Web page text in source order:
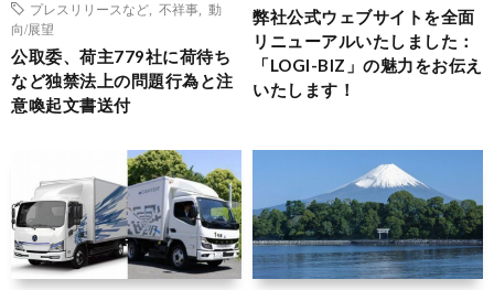
プレスリリースなど
不祥事
動
向/展望
公取委、荷主779社に荷待ち
など独禁法上の問題行為と注
意喚起文書送付
弊社公式ウェブサイトを全面
リニューアルいたしました：
「LOGI-BIZ」の魅力をお伝え
いたします！